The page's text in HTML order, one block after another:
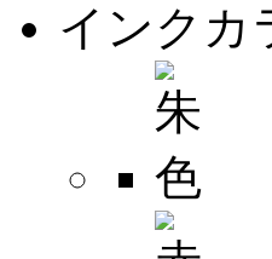
インクカ